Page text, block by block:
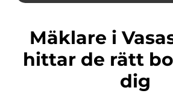
Mäklare i Vasastan: Så
hittar de rätt
dig